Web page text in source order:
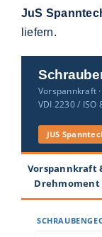
JuS
liefern.
Vorspannkraft
VDI 2230 / ISO
JUS
Vorspannkraft
Drehmoment